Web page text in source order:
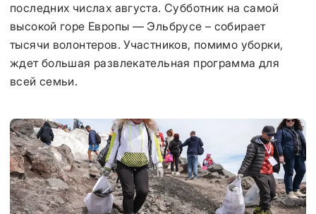
последних числах августа. Субботник на самой
высокой горе Европы — Эльбрусе – собирает
тысячи волонтеров. Участников, помимо уборки,
ждет большая развлекательная программа для
всей семьи.